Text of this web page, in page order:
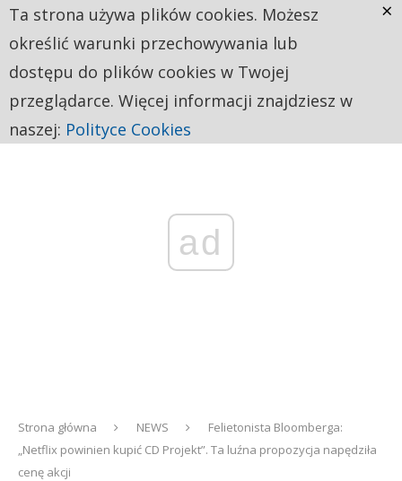
ad
Strona główna NEWS
Felietonista Bloomberga:
„Netflix powinien kupić CD Projekt”. Ta luźna propozycja napędziła
cenę akcji
Ta strona używa plików cookies. Możesz
określić warunki przechowywania lub
dostępu do plików cookies w Twojej
przeglądarce. Więcej informacji znajdziesz w
naszej: Polityce Cookies
×